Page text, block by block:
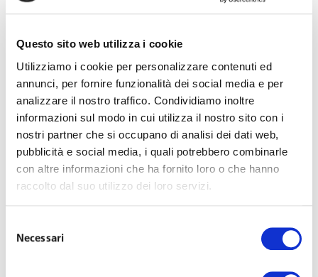
Questo sito web utilizza i cookie
Utilizziamo i cookie per personalizzare contenuti ed
annunci, per fornire funzionalità dei social media e per
analizzare il nostro traffico. Condividiamo inoltre
informazioni sul modo in cui utilizza il nostro sito con i
nostri partner che si occupano di analisi dei dati web,
pubblicità e social media, i quali potrebbero combinarle
con altre informazioni che ha fornito loro o che hanno
raccolto dal suo utilizzo dei loro servizi.
delNecessari
the 5th ABI HR
Forum
Last Updated on June 8, 2015
Il Professore Raffaele De Luca Tamajo interverrà sulle relazioni
industriali oggi
Toffoletto De Luca Tamajo e Soci e Decano dell’Università Federico
II di Napoli, parteciperà al Forum HR 2015 – Banche e Risorse